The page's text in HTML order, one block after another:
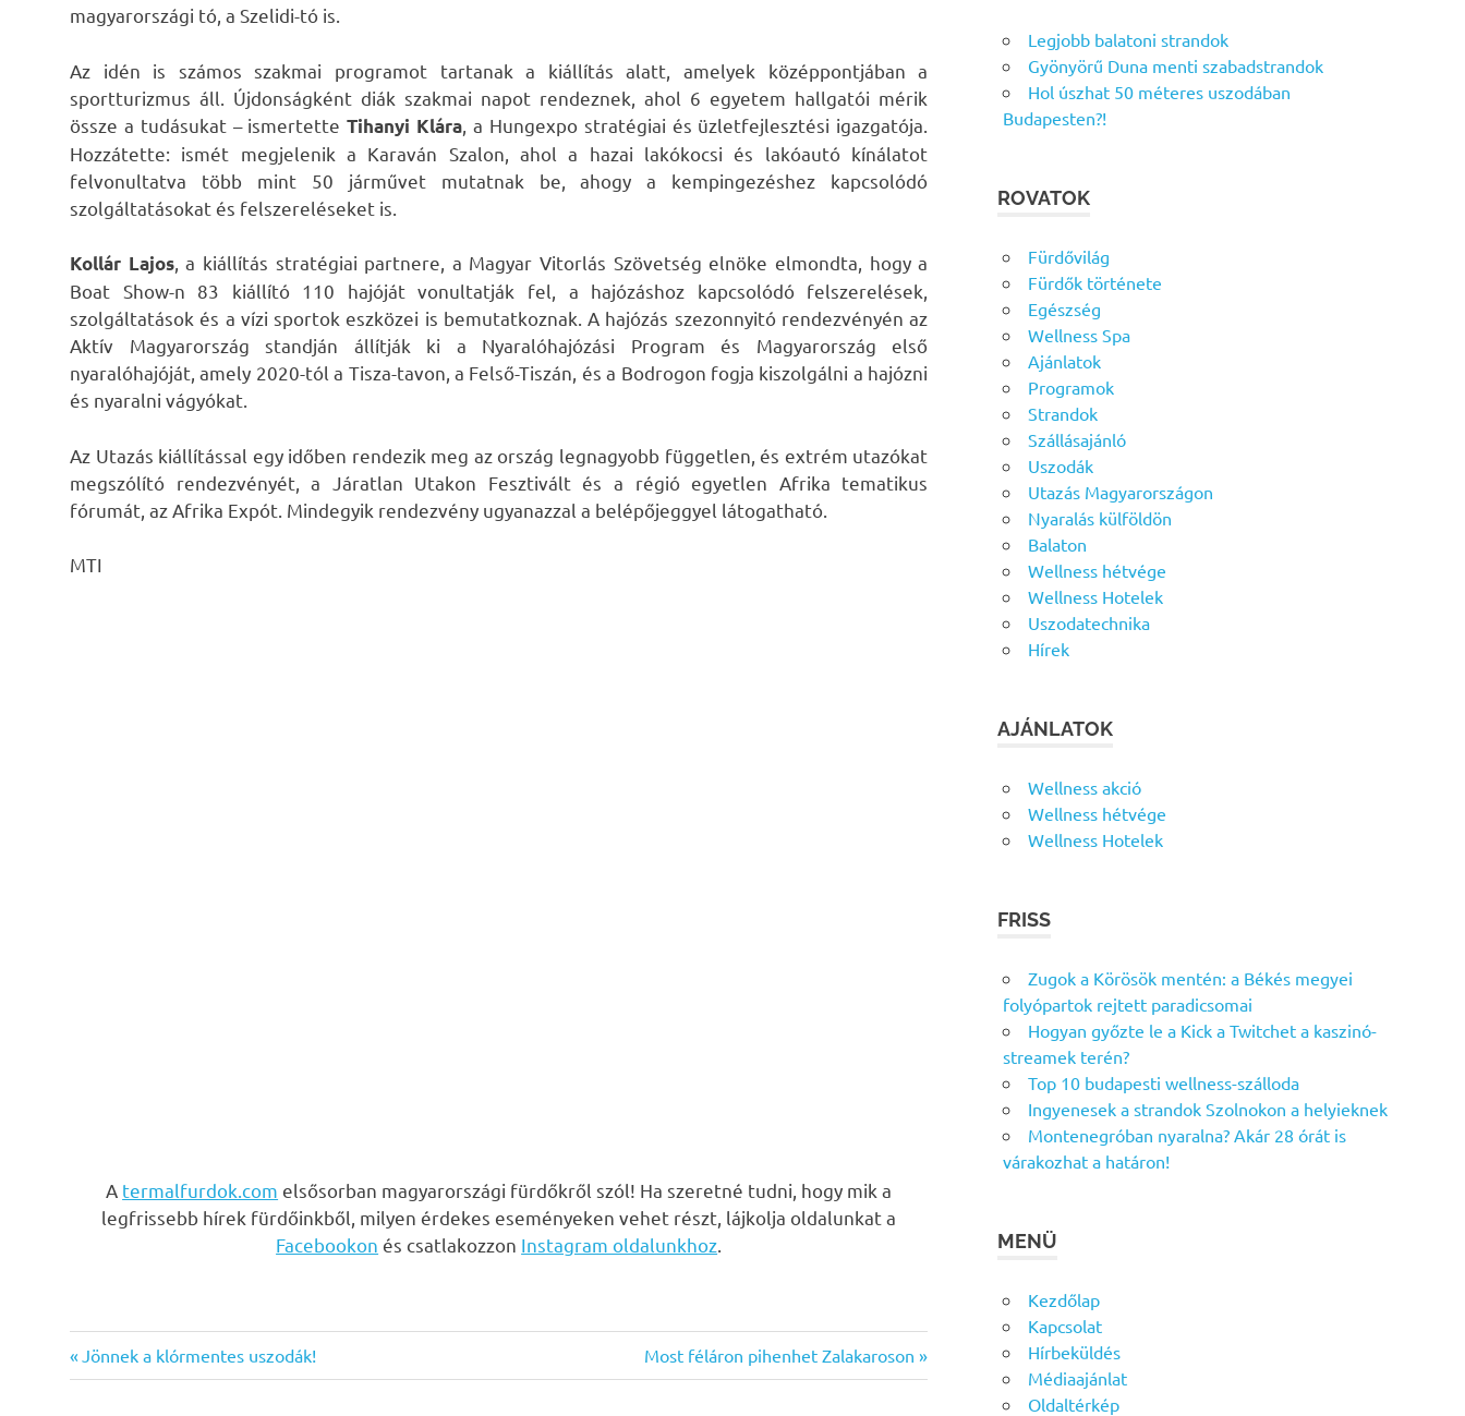
magyarországi tó, a Szelidi-tó is.
Az idén is számos szakmai programot tartanak a kiállítás alatt, amelyek középpontjában a
sportturizmus áll. Újdonságként diák szakmai napot rendeznek, ahol 6 egyetem hallgatói mérik
össze a tudásukat – ismertetteTihanyi Klára , a Hungexpo stratégiai és üzletfejlesztési igazgatója.
Hozzátette: ismét megjelenik a Karaván Szalon, ahol a hazai lakókocsi és lakóautó kínálatot
felvonultatva több mint 50 járművet mutatnak be, ahogy a kempingezéshez kapcsolódó
szolgáltatásokat és felszereléseket is.
Kollár Lajos, a kiállítás stratégiai partnere, a Magyar Vitorlás Szövetség elnöke elmondta, hogy a
Boat Show-n 83 kiállító 110 hajóját vonultatják fel, a hajózáshoz kapcsolódó felszerelések,
szolgáltatások és a vízi sportok eszközei is bemutatkoznak. A hajózás szezonnyitó rendezvényén az
Aktív Magyarország standján állítják ki a Nyaralóhajózási Program és Magyarország első
nyaralóhajóját, amely 2020-tól a Tisza-tavon, a Felső-Tiszán, és a Bodrogon fogja kiszolgálni a hajózni
és nyaralni vágyókat.
Az Utazás kiállítással egy időben rendezik meg az ország legnagyobb független, és extrém utazókat
megszólító rendezvényét, a Járatlan Utakon Fesztivált és a régió egyetlen Afrika tematikus
fórumát, az Afrika Expót. Mindegyik rendezvény ugyanazzal a belépőjeggyel látogatható.
MTI
A termalfurdok.com elsősorban magyarországi fürdőkről szól! Ha szeretné tudni, hogy mik a
legfrissebb hírek fürdőinkből, milyen érdekes eseményeken vehet részt, lájkolja oldalunkat a
Facebookon és csatlakozzon Instagram oldalunkhoz
Bejegyzés
Previous
Post:
Jönnek a klórmentes uszodák!
Next
Post:
Most féláron pihenhet Zalakaroson
Legjobb balatoni strandok
Gyönyörű Duna menti szabadstrandok
Hol úszhat 50 méteres uszodában
Budapesten?!
ROVATOK
Fürdővilág
Fürdők története
Egészség
Wellness Spa
Ajánlatok
Programok
Strandok
Szállásajánló
Uszodák
Utazás Magyarországon
Nyaralás külföldön
Balaton
Wellness hétvége
Wellness Hotelek
Uszodatechnika
Hírek
AJÁNLATOK
Wellness akció
Wellness hétvége
Wellness Hotelek
FRISS
Zugok a Körösök mentén: a Békés megyei
folyópartok rejtett paradicsomai
Hogyan győzte le a Kick a Twitchet a kaszinó-
streamek terén?
Top 10 budapesti wellness-szálloda
Ingyenesek a strandok Szolnokon a helyieknek
Montenegróban nyaralna? Akár 28 órát is
várakozhat a határon!
MENÜ
Kezdőlap
Kapcsolat
Hírbeküldés
Médiaajánlat
Oldaltérkép